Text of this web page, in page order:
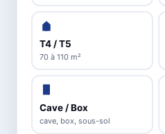
T4 / T5
70 à 110 m²
Cave / Box
cave, box, sous-sol